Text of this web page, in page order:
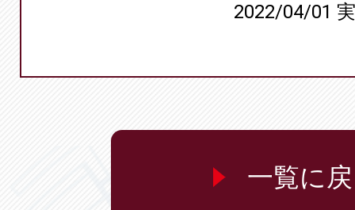
2022/04/01
一覧に